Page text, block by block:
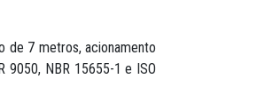
de 7 metros, acionamento
9050, NBR 15655-1 e ISO